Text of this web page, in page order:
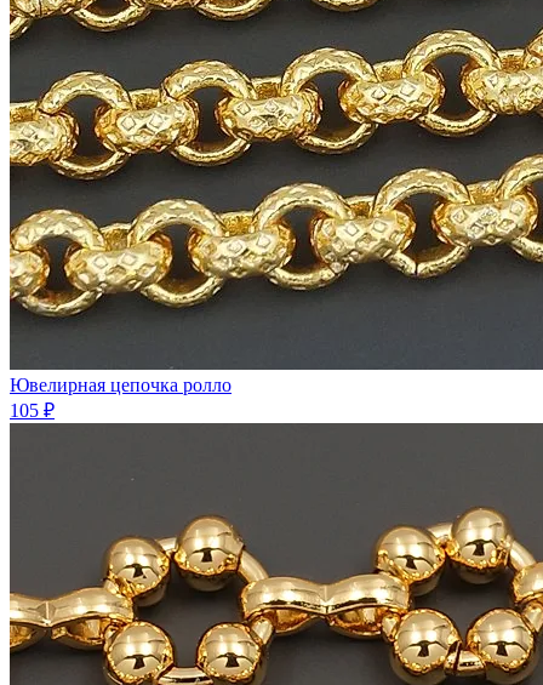
Ювелирная цепочка ролло
105 ₽